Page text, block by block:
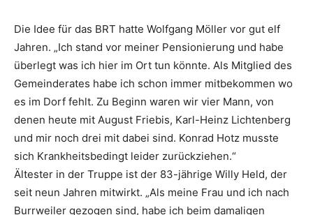
Die Idee für das BRT hatte Wolfgang Möller vor gut elf
Jahren. „Ich stand vor meiner Pensionierung und habe
überlegt was ich hier im Ort tun könnte. Als Mitglied des
Gemeinderates habe ich schon immer mitbekommen wo
es im Dorf fehlt. Zu Beginn waren wir vier Mann, von
denen heute mit August Friebis, Karl-Heinz Lichtenberg
und mir noch drei mit dabei sind. Konrad Hotz musste
sich Krankheitsbedingt leider zurückziehen.“
Ältester in der Truppe ist der 83-jährige Willy Held, der
seit neun Jahren mitwirkt. „Als meine Frau und ich nach
Burrweiler gezogen sind, habe ich beim damaligen